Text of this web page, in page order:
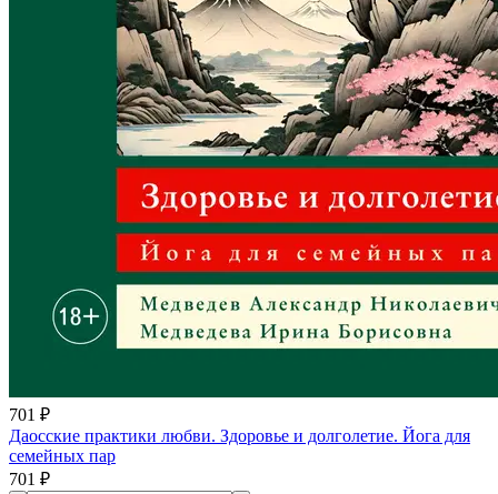
701 ₽
Даосские практики любви. Здоровье и долголетие. Йога для
семейных пар
701 ₽